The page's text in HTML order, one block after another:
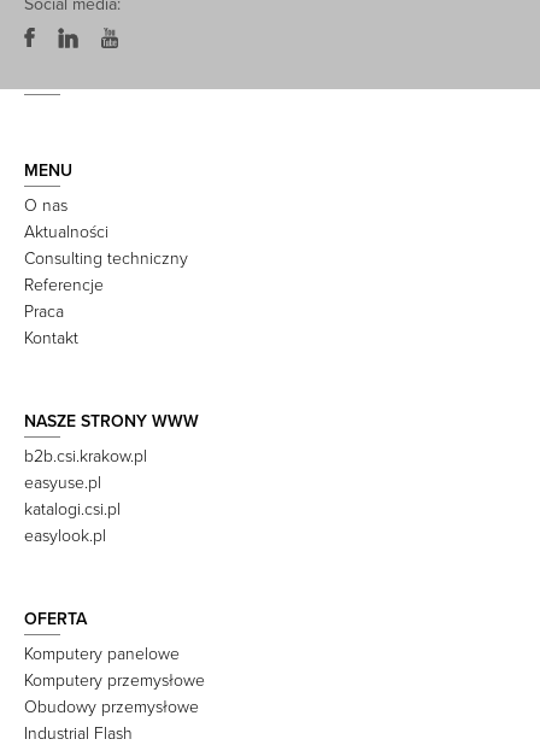
Social media:
MENU
O nas
Aktualności
Consulting techniczny
Referencje
Praca
Kontakt
NASZE STRONY WWW
b2b.csi.krakow.pl
easyuse.pl
katalogi.csi.pl
easylook.pl
OFERTA
Komputery panelowe
Komputery przemysłowe
Obudowy przemysłowe
Industrial Flash